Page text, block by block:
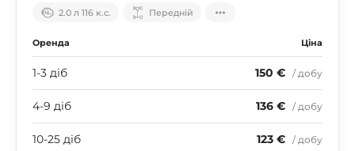
2.0 л 116 к.с. Передній
Оренда Ціна
1-3 діб 150 € / добу
4-9 діб 136 € / добу
10-25 діб 123 € / добу